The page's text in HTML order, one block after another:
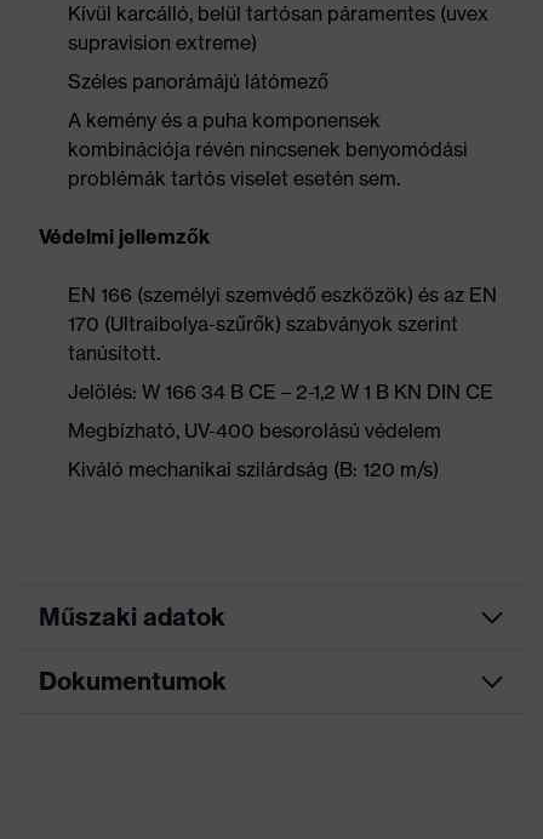
Kívül karcálló, belül tartósan páramentes (uvex
supravision extreme)
Széles panorámájú látómező
A kemény és a puha komponensek
kombinációja révén nincsenek benyomódási
problémák tartós viselet esetén sem.
Védelmi jellemzők
EN 166 (személyi szemvédő eszközök) és az EN
170 (Ultraibolya-szűrők) szabványok szerint
tanúsított.
Jelölés: W 166 34 B CE – 2-1,2 W 1 B KN DIN CE
Megbízható, UV-400 besorolású védelem
Kiváló mechanikai szilárdság (B: 120 m/s)
Műszaki adatok
Keresőszín
Dokumentumok